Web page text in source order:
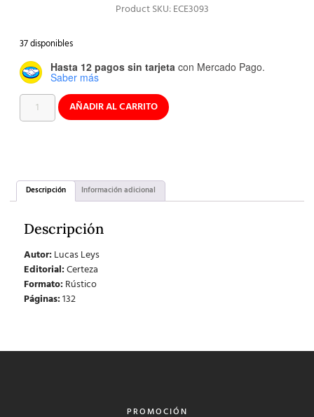
Product SKU: ECE3093
37 disponibles
Hasta 12 pagos sin tarjeta con Mercado Pago.
Saber más
AÑADIR AL CARRITO
Descripción Información adicional
Descripción
Autor:Lucas Leys
Editorial:Certeza
Formato:Rústico
Páginas:132
PROMOCIÓN